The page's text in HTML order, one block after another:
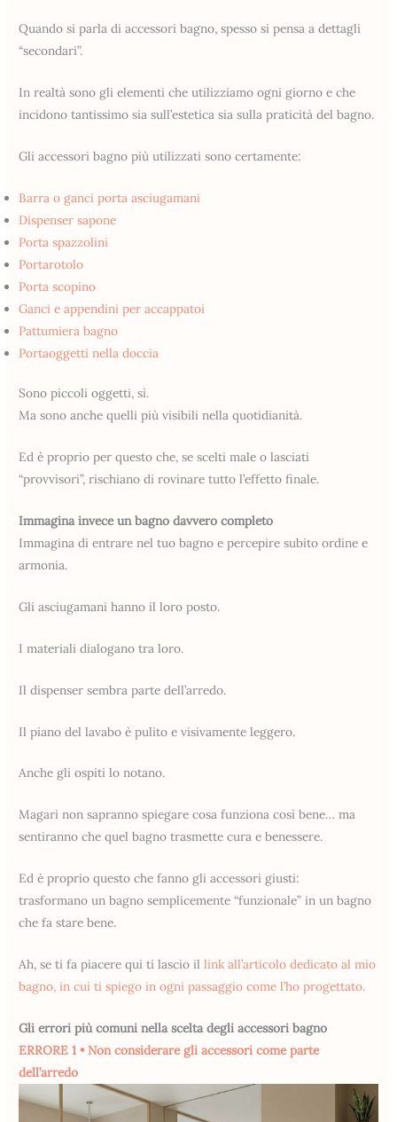
Quando si parla di accessori bagno, spesso si pensa a dettagli
“secondari”.
In realtà sono gli elementi che utilizziamo ogni giorno e che
incidono tantissimo sia sull’estetica sia sulla praticità del bagno.
Gli accessori bagno più utilizzati sono certamente:
Barra o ganci porta asciugamani
Dispenser sapone
Porta spazzolini
Portarotolo
Porta scopino
Ganci e appendini per accappatoi
Pattumiera bagno
Portaoggetti nella doccia
Sono piccoli oggetti, sì.
Ma sono anche quelli più visibili nella quotidianità.
Ed è proprio per questo che, se scelti male o lasciati
“provvisori”, rischiano di rovinare tutto l’effetto finale.
Immagina invece un bagno davvero completo
Immagina di entrare nel tuo bagno e percepire subito ordine e
armonia.
Gli asciugamani hanno il loro posto.
I materiali dialogano tra loro.
Il dispenser sembra parte dell’arredo.
Il piano del lavabo è pulito e visivamente leggero.
Anche gli ospiti lo notano.
Magari non sapranno spiegare cosa funziona così bene… ma
sentiranno che quel bagno trasmette cura e benessere.
Ed è proprio questo che fanno gli accessori giusti:
trasformano un bagno semplicemente “funzionale” in un bagno
che fa stare bene.
Ah, se ti fa piacere qui ti lascio illink all’articolo dedicato al mio
bagno, in cui ti spiego in ogni passaggio come l’ho progettato.
Gli errori più comuni nella scelta degli accessori bagno
ERRORE 1 • Non considerare gli accessori come parte
dell’arredo